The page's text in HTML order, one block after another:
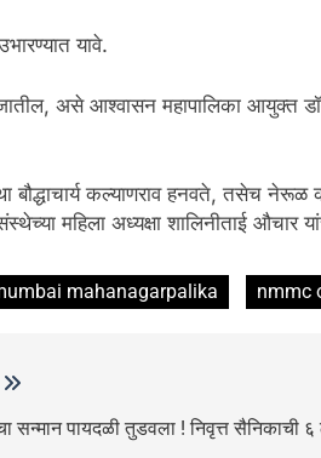
यावे.
असे आश्वासन महापालिका आयुक्त
बौद्धाचार्य कल्याणराव हनवते, तसेच नेरूळ
महिला अध्यक्षा शालिनीताई औचार
mahanagarpalika nmmc
सन्मान पायदळी तुडवला ! निवृत्त